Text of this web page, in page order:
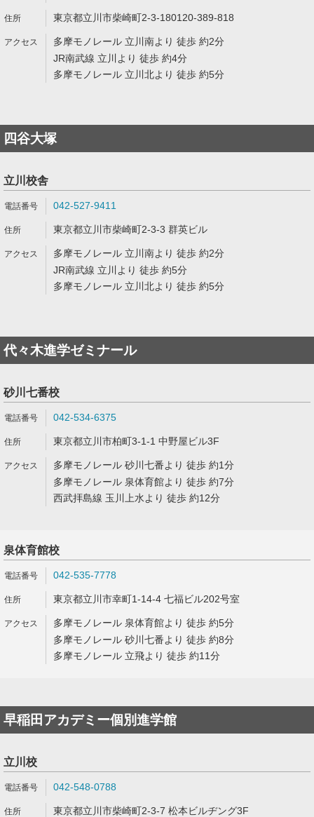
東京都立川市柴崎町2-3-180120-389-818
多摩モノレール 立川南より 徒歩 約2分
JR南武線 立川より 徒歩 約4分
多摩モノレール 立川北より 徒歩 約5分
四谷大塚
立川校舎
042-527-9411
東京都立川市柴崎町2-3-3 群英ビル
多摩モノレール 立川南より 徒歩 約2分
JR南武線 立川より 徒歩 約5分
多摩モノレール 立川北より 徒歩 約5分
代々木進学ゼミナール
砂川七番校
042-534-6375
東京都立川市柏町3-1-1 中野屋ビル3F
多摩モノレール 砂川七番より 徒歩 約1分
多摩モノレール 泉体育館より 徒歩 約7分
西武拝島線 玉川上水より 徒歩 約12分
泉体育館校
042-535-7778
東京都立川市幸町1-14-4 七福ビル202号室
多摩モノレール 泉体育館より 徒歩 約5分
多摩モノレール 砂川七番より 徒歩 約8分
多摩モノレール 立飛より 徒歩 約11分
早稲田アカデミー個別進学館
立川校
042-548-0788
東京都立川市柴崎町2-3-7 松本ビルヂング3F